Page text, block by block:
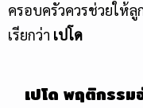
ครอบครัวควรช่วยให้ลู
เรียกว่า เปโด
เปโด พฤติกรรม